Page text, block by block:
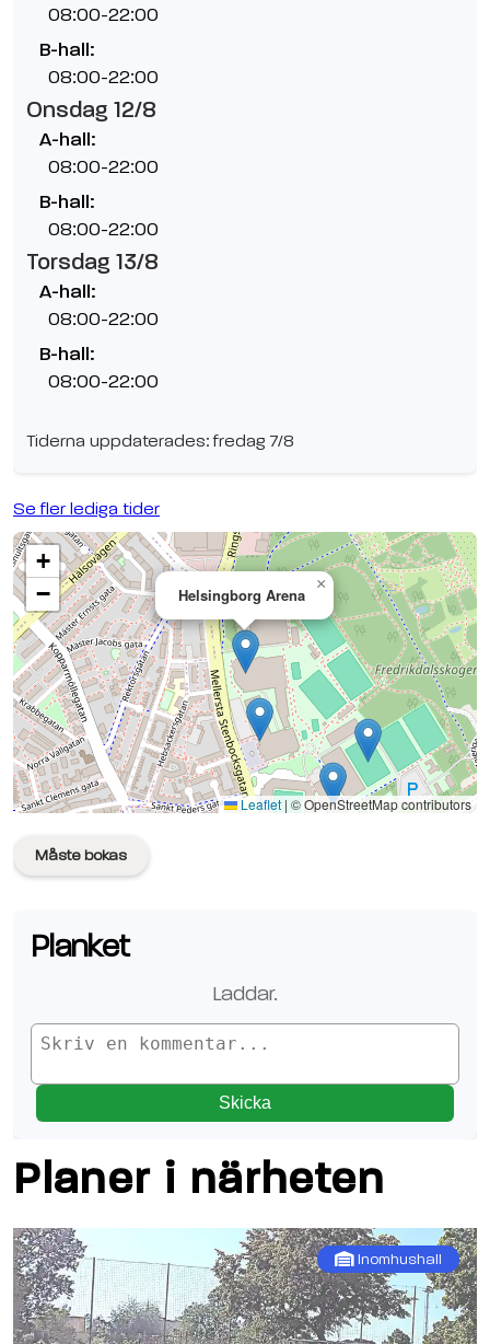
08:00-22:00
B-hall:
08:00-22:00
Onsdag 12/8
A-hall:
08:00-22:00
B-hall:
08:00-22:00
Torsdag 13/8
A-hall:
08:00-22:00
B-hall:
08:00-22:00
Tiderna uppdaterades: fredag 7/8
Se fler lediga tider
Helsingborg Arena
×
+
−
Leaflet | © OpenStreetMap contributors
Se planen på Google Maps
Måste bokas
Planket
Laddar.
Skicka
Planer i närheten
Inomhushall